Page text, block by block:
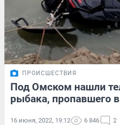
ПРОИСШЕСТВИЯ
Под Омском нашли
рыбака, пропавшего
16 июня, 2022, 19:12 6 846 2